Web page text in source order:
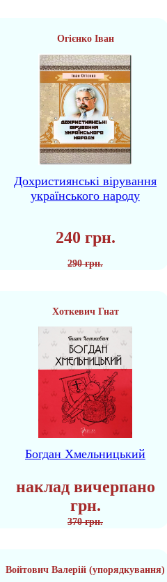
Огієнко Іван
Дохристиянські вірування
українського народу
240 грн.
290 грн.
Хоткевич Гнат
Богдан Хмельницький
наклад вичерпано
грн.
370 грн.
Войтович Валерій (упорядкування)